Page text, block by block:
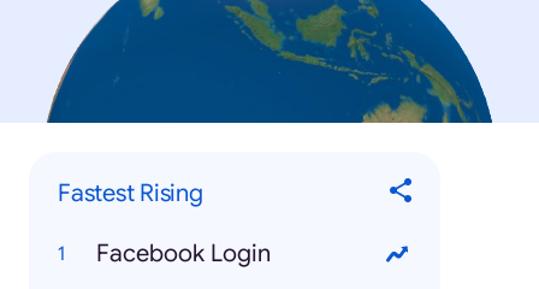
Fastest Rising
Facebook Login